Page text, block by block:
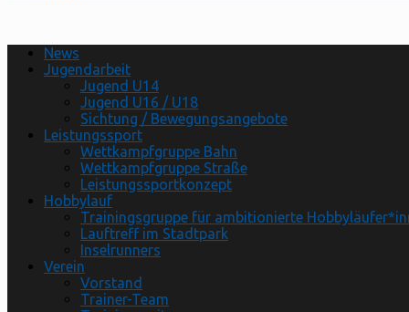
News
Jugendarbeit
Jugend U14
Jugend U16 / U18
Sichtung / Bewegungsangebote
Leistungssport
Wettkampfgruppe Bahn
Wettkampfgruppe Straße
Leistungssportkonzept
Hobbylauf
Trainingsgruppe für ambitionierte
Lauftreff im Stadtpark
Inselrunners
Verein
Vorstand
Trainer-Team